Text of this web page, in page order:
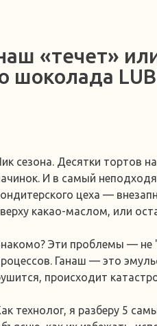
«течет»
шоколада
сезона. Десятки тортов
И в самый
цеха —
какао-маслом, или
Эти проблемы — не
Ганаш — это
происходит
технолог, я разберу 5